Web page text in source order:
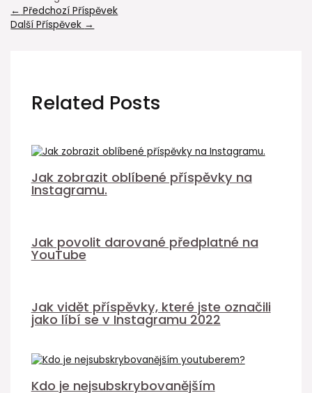
← Předchozí Příspěvek
Další Příspěvek →
Related Posts
Jak zobrazit oblíbené příspěvky na
Instagramu.
Jak povolit darované předplatné na
YouTube
Jak vidět příspěvky, které jste označili
jako líbí se v Instagramu 2022
Kdo je nejsubskrybovanějším